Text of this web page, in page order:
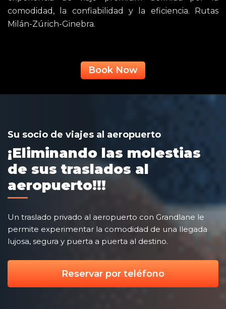
comodidad, la confiabilidad y la eficiencia. Rutas
Milán-Zúrich-Ginebra.
Book Now
Su socio de viajes al aeropuerto
¡Eliminando las molestias
de sus traslados al
aeropuerto!!!
Un traslado privado al aeropuerto con Grandlane le
permite experimentar la comodidad de una llegada
lujosa, segura y puerta a puerta al destino.
Reservar por teléfono